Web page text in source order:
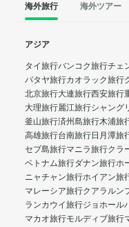
海外旅行 海外ツアー
アジア
タイ旅行バンコク旅行チェ
パタヤ旅行カオラック旅行
北京旅行大連旅行西安旅行
大理旅行麗江旅行シャング
釜山旅行済州島旅行木浦旅
高雄旅行台南旅行日月潭旅
セブ島旅行マニラ旅行クラ
ベトナム旅行ダナン旅行ホ
ニャチャン旅行ホイアン旅
マレーシア旅行クアラルン
ランカウイ旅行ジョホール
マカオ旅行モルディブ旅行